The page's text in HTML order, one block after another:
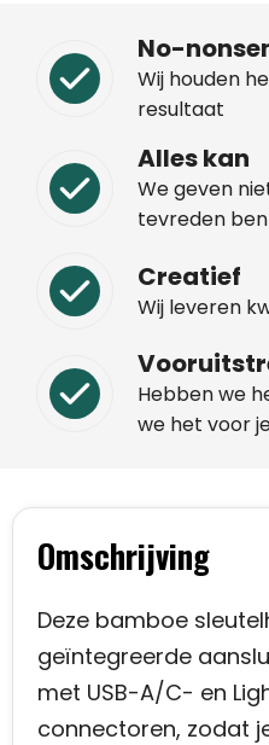
No-
Wij houden
resultaat
Alles kan
We geven
tevreden
Creatief
Wij leveren
Hebben we
we het voor
Omschrijving
Deze bamboe
geïntegreerde
met USB-A/C- en
connectoren, zodat